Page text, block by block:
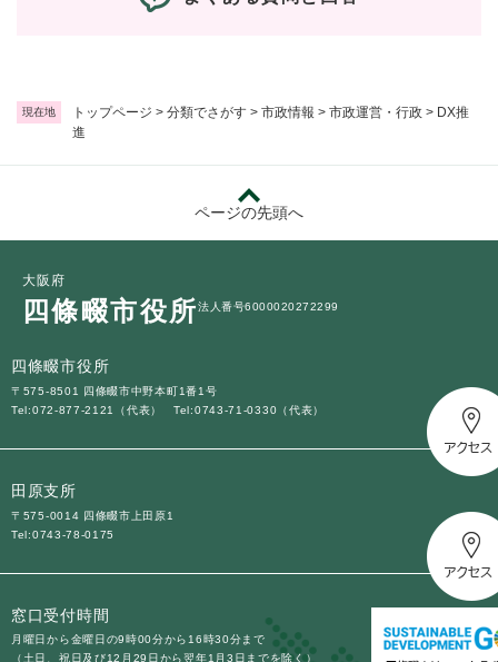
現在地 トップページ > 分類でさがす > 市政情報 > 市政運営・行政 > DX推
進
ページの先頭へ
大阪府
四條畷市役所法人番号6000020272299
四條畷市役所
〒575-8501 四條畷市中野本町1番1号
Tel:072-877-2121（代表）
Tel:0743-71-0330（代表）
田原支所
〒575-0014 四條畷市上田原1
Tel:0743-78-0175
窓口受付時間
月曜日から金曜日の9時00分から16時30分まで
（土日、祝日及び12月29日から翌年1月3日までを除く）